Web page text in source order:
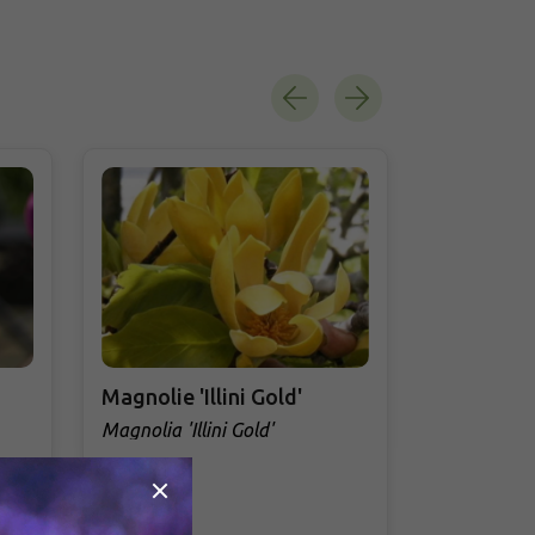
Magnolie 'Illini Gold'
Magnolia 'Illini Gold'